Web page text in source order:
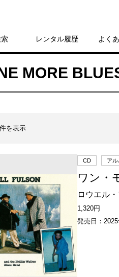
レンタル履歴 よく
MORE
を表示
CD アル
ワン・
ロウエル
1,320円
発売日：2025